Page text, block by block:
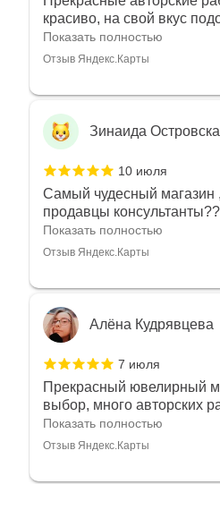
красиво, на свой вкус
угодно
Показать полностью
Отзыв Яндекс.Карты
Зинаида
10 июля
Самый чудесный магазин
продавцы
любовью рекомендовали
Показать полностью
Отзыв Яндекс.Карты
Алёна Кудрявцева
7 июля
Прекрасный ювелирный
выбор, много авторских
консультанты. Отдельное
очень грамотный
Показать полностью
Отзыв Яндекс.Карты